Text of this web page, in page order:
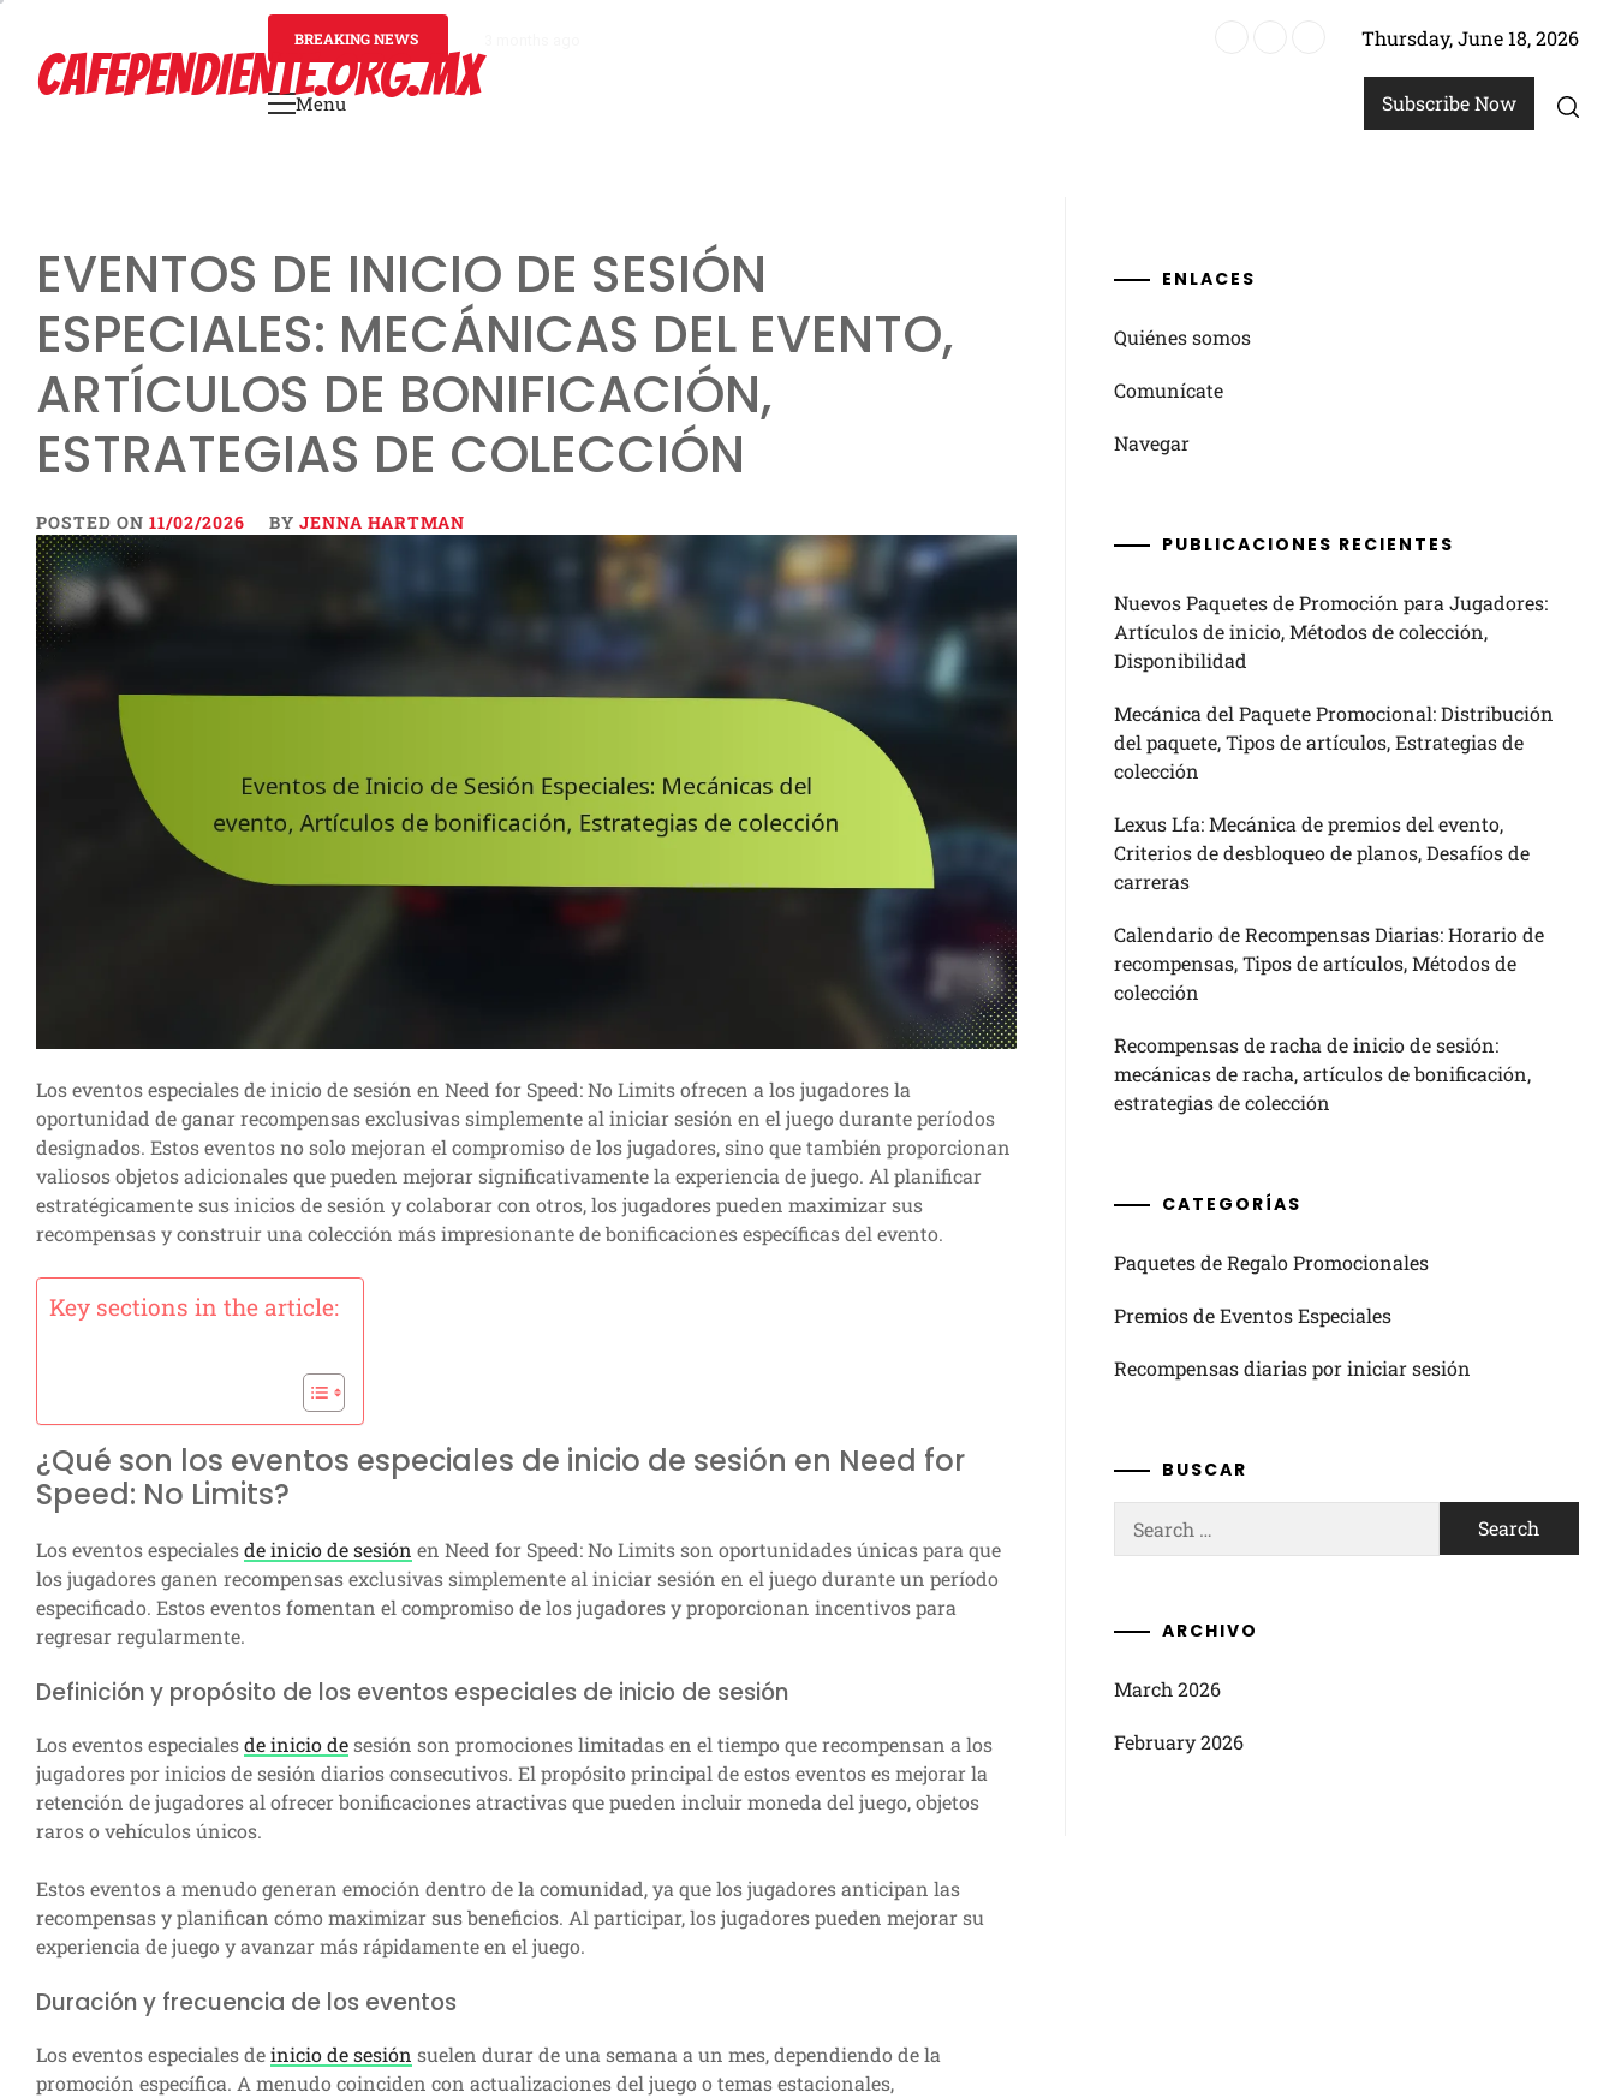
contentCAFEPENDIENTE.ORG.MX
BREAKING NEWS Mecánica del Paquete Promocional: Distribución del paquete, Tipos de artículos, Estrategias de colecciónThursday, June 18, 2026
Primary
Menu Subscribe Now
EVENTOS DE INICIO DE SESIÓN
ESPECIALES: MECÁNICAS DEL EVENTO,
ARTÍCULOS DE BONIFICACIÓN,
ESTRATEGIAS DE COLECCIÓN
POSTED ON 11/02/2026 BY JENNA HARTMAN
Los eventos especiales de inicio de sesión en Need for Speed: No Limits ofrecen a los jugadores la
oportunidad de ganar recompensas exclusivas simplemente al iniciar sesión en el juego durante períodos
designados. Estos eventos no solo mejoran el compromiso de los jugadores, sino que también proporcionan
valiosos objetos adicionales que pueden mejorar significativamente la experiencia de juego. Al planificar
estratégicamente sus inicios de sesión y colaborar con otros, los jugadores pueden maximizar sus
recompensas y construir una colección más impresionante de bonificaciones específicas del evento.
Key sections in the article:
¿Qué son los eventos especiales de inicio de sesión en Need for
Speed: No Limits?
Los eventos especialesde inicio de sesión en Need for Speed: No Limits son oportunidades únicas para que
los jugadores ganen recompensas exclusivas simplemente al iniciar sesión en el juego durante un período
especificado. Estos eventos fomentan el compromiso de los jugadores y proporcionan incentivos para
regresar regularmente.
Definición y propósito de los eventos especiales de inicio de sesión
Los eventos especialesde inicio desesión son promociones limitadas en el tiempo que recompensan a los
jugadores por inicios de sesión diarios consecutivos. El propósito principal de estos eventos es mejorar la
retención de jugadores al ofrecer bonificaciones atractivas que pueden incluir moneda del juego, objetos
raros o vehículos únicos.
Estos eventos a menudo generan emoción dentro de la comunidad, ya que los jugadores anticipan las
recompensas y planifican cómo maximizar sus beneficios. Al participar, los jugadores pueden mejorar su
experiencia de juego y avanzar más rápidamente en el juego.
Duración y frecuencia de los eventos
Los eventos especiales deinicio de sesión suelen durar de una semana a un mes, dependiendo de la
promoción específica. A menudo coinciden con actualizaciones del juego o temas estacionales,
ENLACES
Quiénes somos
Comunícate
Navegar
PUBLICACIONES RECIENTES
Nuevos Paquetes de Promoción para Jugadores:
Artículos de inicio, Métodos de colección,
Disponibilidad
Mecánica del Paquete Promocional: Distribución
del paquete, Tipos de artículos, Estrategias de
colección
Lexus Lfa: Mecánica de premios del evento,
Criterios de desbloqueo de planos, Desafíos de
carreras
Calendario de Recompensas Diarias: Horario de
recompensas, Tipos de artículos, Métodos de
colección
Recompensas de racha de inicio de sesión:
mecánicas de racha, artículos de bonificación,
estrategias de colección
CATEGORÍAS
Paquetes de Regalo Promocionales
Premios de Eventos Especiales
Recompensas diarias por iniciar sesión
BUSCAR
for:
ARCHIVO
March 2026
February 2026